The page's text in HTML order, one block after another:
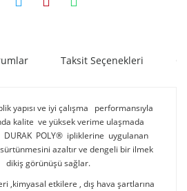
Taksit Seçenekleri
yapısı ve iyi çalışma performansıyla
kalite ve yüksek verime ulaşmada
POLY® ipliklerine uygulanan
azaltır ve dengeli bir ilmek
dikiş görünüşü sağlar.
,kimyasal etkilere , dış hava şartlarına